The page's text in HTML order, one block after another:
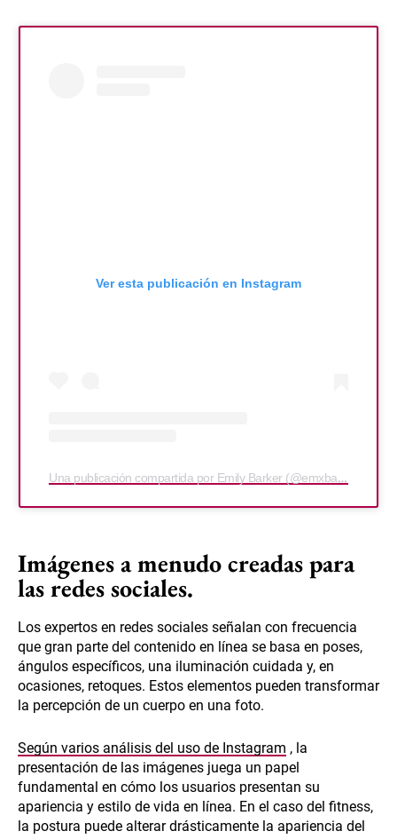
Ver esta publicación en Instagram
Una publicación compartida por Emily Barker (@emxbarker)
Imágenes a menudo creadas para
las redes sociales.
Los expertos en redes sociales señalan con frecuencia
que gran parte del contenido en línea se basa en poses,
ángulos específicos, una iluminación cuidada y, en
ocasiones, retoques. Estos elementos pueden transformar
la percepción de un cuerpo en una foto.
Según varios análisis del uso de Instagram , la
presentación de las imágenes juega un papel
fundamental en cómo los usuarios presentan su
apariencia y estilo de vida en línea. En el caso del fitness,
la postura puede alterar drásticamente la apariencia del